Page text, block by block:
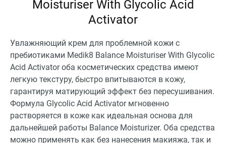
Moisturiser With Glycolic Acid
Activator
Увлажняющий крем для проблемной кожи с
пребиотиками Medik8 Balance Moisturiser With Glycolic
Acid Activator оба косметических средства имеют
легкую текстуру, быстро впитываются в кожу,
гарантируя матирующий эффект без пересушивания.
Формула Glycolic Acid Activator мгновенно
растворяется в коже как идеальная основа для
дальнейшей работы Balance Moisturizer. Оба средства
можно применять как без нанесения макияжа, так и